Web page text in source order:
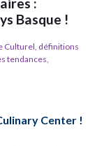
:
Basque !
Culturel, définitions
tendances,
Center !